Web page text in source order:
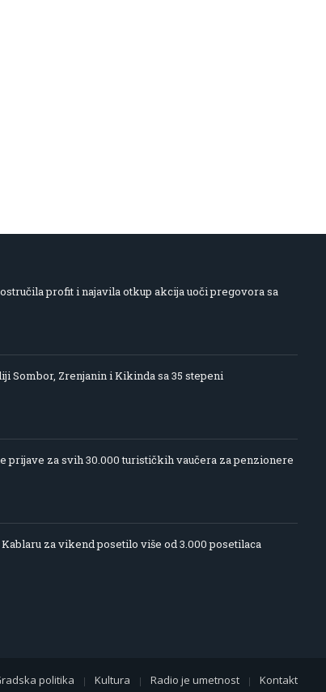
profit i najavila otkup akcija uoči pregovora sa
Sombor, Zrenjanin i Kikinda sa 35 stepeni
prijave za svih 30.000 turističkih vaučera za penzionere
za vikend posetilo više od 3.000 posetilaca
politika Kultura Radio je umetnost Kontakt